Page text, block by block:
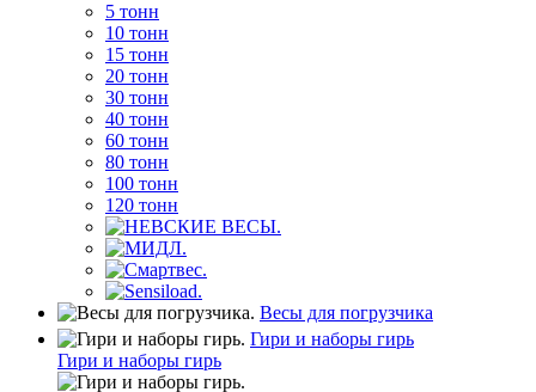
5 тонн
10 тонн
15 тонн
20 тонн
30 тонн
40 тонн
60 тонн
80 тонн
100 тонн
120 тонн
Весы для погрузчика
Гири и наборы гирь
Гири и наборы гирь